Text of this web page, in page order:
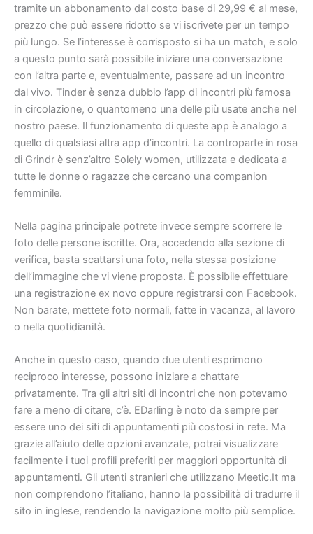
tramite un abbonamento dal costo base di 29,99 € al mese,
prezzo che può essere ridotto se vi iscrivete per un tempo
più lungo. Se l’interesse è corrisposto si ha un match, e solo
a questo punto sarà possibile iniziare una conversazione
con l’altra parte e, eventualmente, passare ad un incontro
dal vivo. Tinder è senza dubbio l’app di incontri più famosa
in circolazione, o quantomeno una delle più usate anche nel
nostro paese. Il funzionamento di queste app è analogo a
quello di qualsiasi altra app d’incontri. La controparte in rosa
di Grindr è senz’altro Solely women, utilizzata e dedicata a
tutte le donne o ragazze che cercano una companion
femminile.
Nella pagina principale potrete invece sempre scorrere le
foto delle persone iscritte. Ora, accedendo alla sezione di
verifica, basta scattarsi una foto, nella stessa posizione
dell’immagine che vi viene proposta. È possibile effettuare
una registrazione ex novo oppure registrarsi con Facebook.
Non barate, mettete foto normali, fatte in vacanza, al lavoro
o nella quotidianità.
Anche in questo caso, quando due utenti esprimono
reciproco interesse, possono iniziare a chattare
privatamente. Tra gli altri siti di incontri che non potevamo
fare a meno di citare, c’è. EDarling è noto da sempre per
essere uno dei siti di appuntamenti più costosi in rete. Ma
grazie all’aiuto delle opzioni avanzate, potrai visualizzare
facilmente i tuoi profili preferiti per maggiori opportunità di
appuntamenti. Gli utenti stranieri che utilizzano Meetic.It ma
non comprendono l’italiano, hanno la possibilità di tradurre il
sito in inglese, rendendo la navigazione molto più semplice.